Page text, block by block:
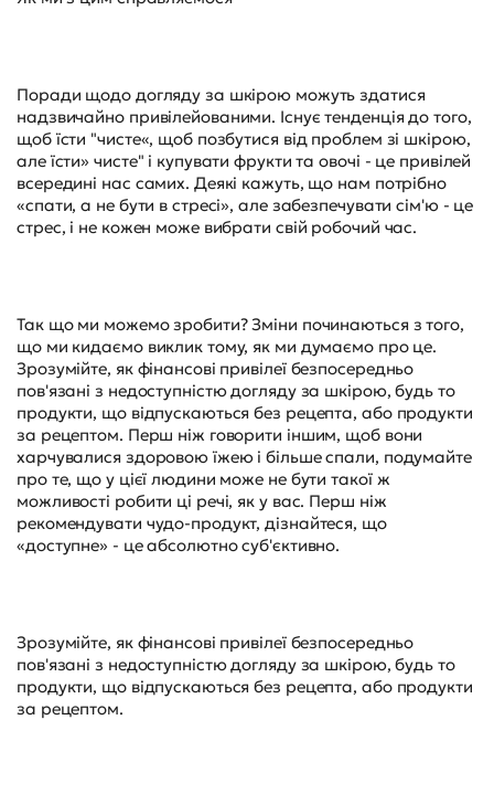
Поради щодо догляду за шкірою можуть здатися
надзвичайно привілейованими. Існує тенденція до того,
щоб їсти "чисте«, щоб позбутися від проблем зі шкірою,
але їсти» чисте" і купувати фрукти та овочі - це привілей
всередині нас самих. Деякі кажуть, що нам потрібно
«спати, а не бути в стресі», але забезпечувати сім'ю - це
стрес, і не кожен може вибрати свій робочий час.
Так що ми можемо зробити? Зміни починаються з того,
що ми кидаємо виклик тому, як ми думаємо про це.
Зрозумійте, як фінансові привілеї безпосередньо
пов'язані з недоступністю догляду за шкірою, будь то
продукти, що відпускаються без рецепта, або продукти
за рецептом. Перш ніж говорити іншим, щоб вони
харчувалися здоровою їжею і більше спали, подумайте
про те, що у цієї людини може не бути такої ж
можливості робити ці речі, як у вас. Перш ніж
рекомендувати чудо-продукт, дізнайтеся, що
«доступне» - це абсолютно суб'єктивно.
Зрозумійте, як фінансові привілеї безпосередньо
пов'язані з недоступністю догляду за шкірою, будь то
продукти, що відпускаються без рецепта, або продукти
за рецептом.